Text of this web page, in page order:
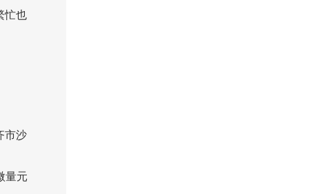
忙也
市沙
量元